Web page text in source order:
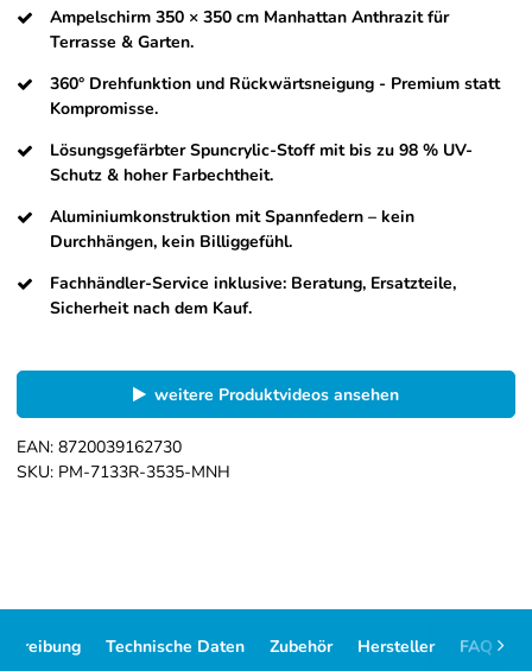
Ampelschirm 350 × 350 cm Manhattan Anthrazit für
Terrasse & Garten.
360° Drehfunktion und Rückwärtsneigung - Premium statt
Kompromisse.
Lösungsgefärbter Spuncrylic-Stoff mit bis zu 98 % UV-
Schutz & hoher Farbechtheit.
Aluminiumkonstruktion mit Spannfedern – kein
Durchhängen, kein Billiggefühl.
Fachhändler-Service inklusive: Beratung, Ersatzteile,
Sicherheit nach dem Kauf.
weitere Produktvideos ansehen
EAN: 8720039162730
SKU: PM-7133R-3535-MNH
Technische Daten Zubehör Hersteller FAQ